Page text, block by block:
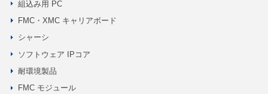
組込み用 PC
FMC・XMC キャリアボード
シャーシ
ソフトウェア IPコア
耐環境製品
FMC モジュール